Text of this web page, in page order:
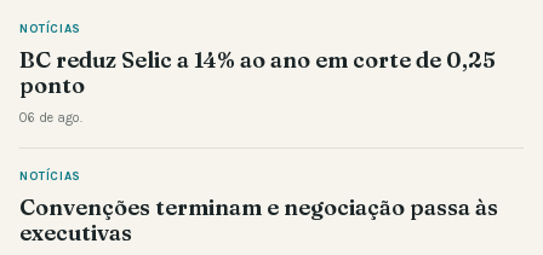
NOTÍCIAS
BC reduz Selic a 14% ao ano em corte de 0,25
ponto
06 de ago.
NOTÍCIAS
Convenções terminam e negociação passa às
executivas